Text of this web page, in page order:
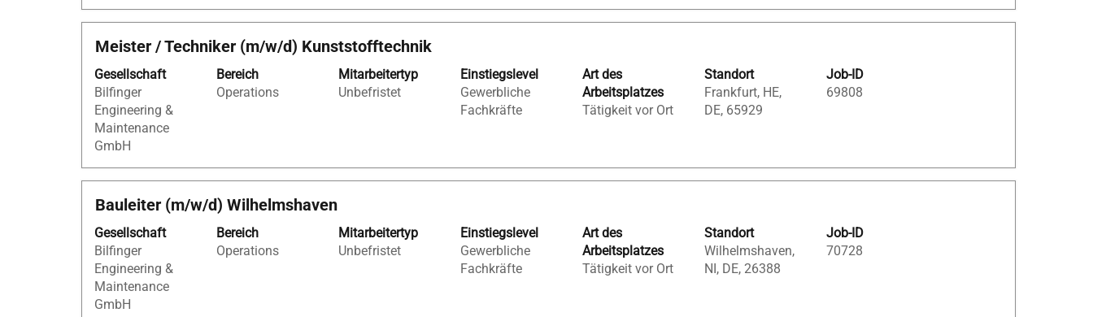
vollständig
anzuzeigen.
Stellenbezeichnung
Meister / Techniker (m/w/d) Kunststofftechnik
Gesellschaft
Bilfinger
Engineering &
Maintenance
GmbH
Bereich
Operations
Mitarbeitertyp
Unbefristet
Einstiegslevel
Gewerbliche
Fachkräfte
Art des
Arbeitsplatzes
Tätigkeit vor Ort
Standort
Frankfurt, HE,
DE, 65929
Job-ID
69808
Drücken
die
Leertaste,
um
die
Stelleninformationen
vollständig
anzuzeigen.
Stellenbezeichnung
Bauleiter (m/w/d) Wilhelmshaven
Gesellschaft
Bilfinger
Engineering &
Maintenance
GmbH
Bereich
Operations
Mitarbeitertyp
Unbefristet
Einstiegslevel
Gewerbliche
Fachkräfte
Art des
Arbeitsplatzes
Tätigkeit vor Ort
Standort
Wilhelmshaven,
NI, DE, 26388
Job-ID
70728
Drücken
die
Leertaste,
um
die
Stelleninformationen